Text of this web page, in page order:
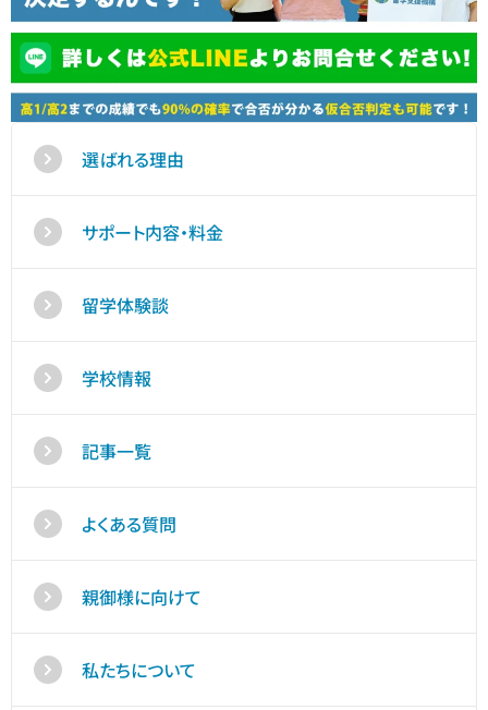
選ばれる理由
サポート内容・料金
留学体験談
学校情報
記事一覧
よくある質問
親御様に向けて
私たちについて